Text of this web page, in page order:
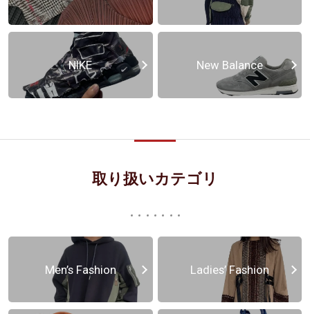
NIKE New Balance
取り扱いカテゴリ
Men’s Fashion Ladies’ Fashion